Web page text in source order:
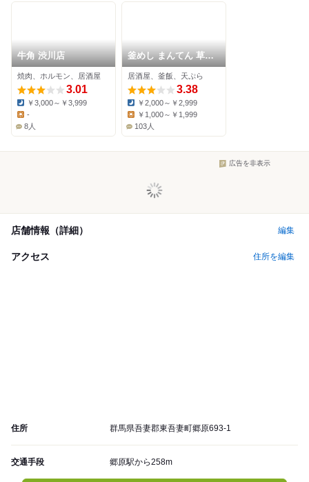
牛角 渋川店
焼肉、ホルモン、居酒屋
3.01
Dinner:
￥3,000～￥3,999
Lunch:
-
8人
釜めし まんてん 草津
湯畑 弐番館
居酒屋、釜飯、天ぷら
3.38
Dinner:
￥2,000～￥2,999
￥1,000～￥1,999
103人
広告を非表示
店舗情報（詳細） 編集
アクセス 住所を編集
住所 群馬県吾妻郡東吾妻町郷原693-1
交通手段 郷原駅から258m